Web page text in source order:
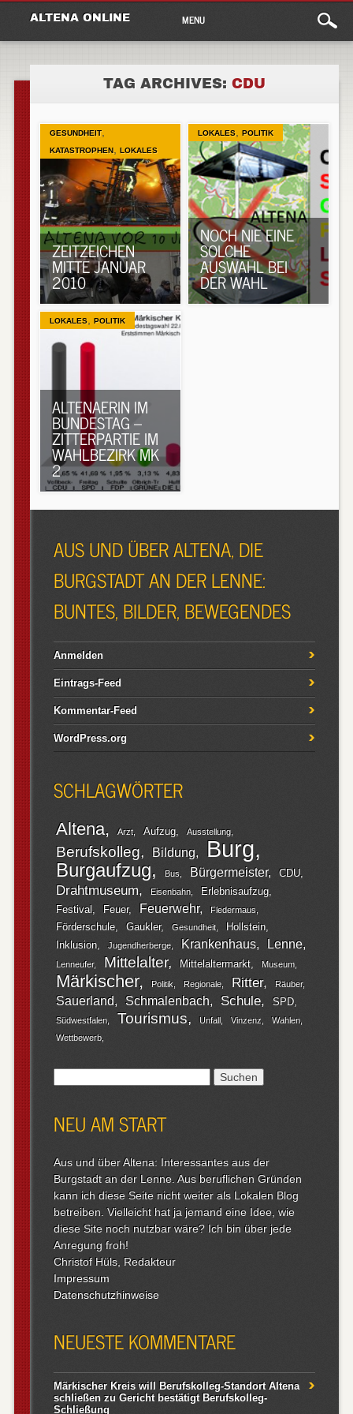
ALTENA ONLINE
Main
menu
content
MENU
TAG ARCHIVES: CDU
GESUNDHEIT,
KATASTROPHEN, LOKALES
ZEITZEICHEN
MITTE JANUAR
2010
LOKALES, POLITIK
NOCH NIE EINE
SOLCHE
AUSWAHL BEI
DER WAHL
LOKALES, POLITIK
ALTENAERIN IM
BUNDESTAG –
ZITTERPARTIE IM
WAHLBEZIRK MK
2
AUS UND ÜBER ALTENA, DIE
BURGSTADT AN DER LENNE:
BUNTES, BILDER, BEWEGENDES
Anmelden
Eintrags-Feed
Kommentar-Feed
WordPress.org
SCHLAGWÖRTER
Altena Arzt Aufzug Ausstellung
Berufskolleg Bildung Burg
Burgaufzug Bus Bürgermeister CDU
Drahtmuseum Eisenbahn
Erlebnisaufzug
Festival
Feuer Feuerwehr Fledermaus
Förderschule Gaukler Gesundheit
Hollstein
Inklusion
Jugendherberge Krankenhaus Lenne
Lenneufer Mittelalter Mittelaltermarkt Museum
Märkischer Politik Regionale Ritter Räuber
Sauerland Schmalenbach Schule SPD
Südwestfalen Tourismus Unfall Vinzenz
Wahlen
Wettbewerb
NEU AM START
Aus und über Altena: Interessantes aus der
Burgstadt an der Lenne. Aus beruflichen Gründen
kann ich diese Seite nicht weiter als Lokalen Blog
betreiben. Vielleicht hat ja jemand eine Idee, wie
diese Site noch nutzbar wäre? Ich bin über jede
Anregung froh!
Christof Hüls, Redakteur
Impressum
Datenschutzhinweise
NEUESTE KOMMENTARE
Märkischer Kreis will Berufskolleg-Standort Altena
schließenzuGericht bestätigt Berufskolleg-
Schließung